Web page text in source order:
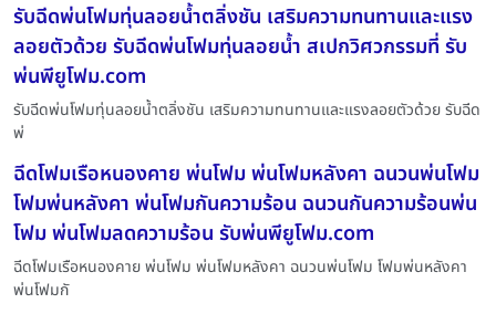
รับฉีดพ่นโฟมทุ่นลอยน้ำตลิ่งชัน เสริมความทนทานและแรง
ลอยตัวด้วย รับฉีดพ่นโฟมทุ่นลอยน้ำ สเปกวิศวกรรมที่ รับ
พ่นพียูโฟม.com
รับฉีดพ่นโฟมทุ่นลอยน้ำตลิ่งชัน เสริมความทนทานและแรงลอยตัวด้วย รับฉีด
พ่
ฉีดโฟมเรือหนองคาย พ่นโฟม พ่นโฟมหลังคา ฉนวนพ่นโฟม
โฟมพ่นหลังคา พ่นโฟมกันความร้อน ฉนวนกันความร้อนพ่น
โฟม พ่นโฟมลดความร้อน รับพ่นพียูโฟม.com
ฉีดโฟมเรือหนองคาย พ่นโฟม พ่นโฟมหลังคา ฉนวนพ่นโฟม โฟมพ่นหลังคา
พ่นโฟมกั